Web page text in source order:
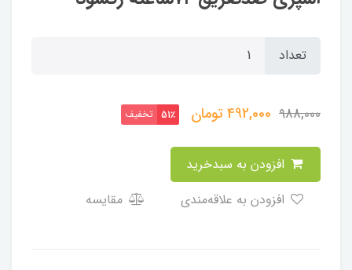
تعداد
988,000
492,000تومان 51٪ تخفیف
مقایسه